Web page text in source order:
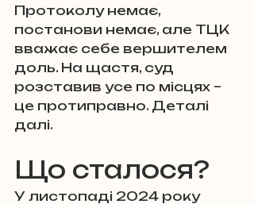
Протоколу немає,
постанови немає, але ТЦК
вважає себе вершителем
доль. На щастя, суд
розставив усе по місцях –
це протиправно. Деталі
далі.
Що сталося?
У листопаді 2024 року